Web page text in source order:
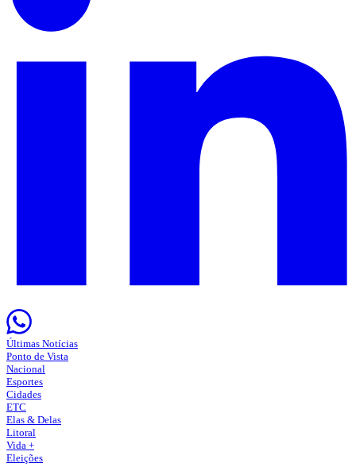
Últimas Notícias
Ponto de Vista
Nacional
Esportes
Cidades
ETC
Elas & Delas
Litoral
Vida +
Eleições